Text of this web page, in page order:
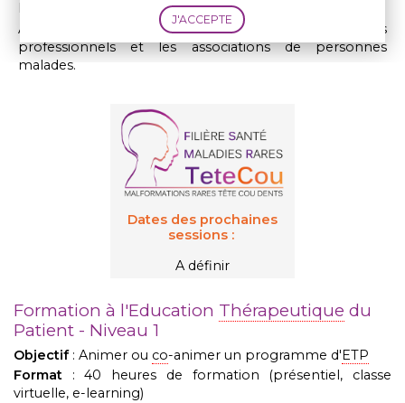
A ce titre, elle
organise des formations à l'
pour les
professionnels et les associations de personnes
malades.
Dates des prochaines
sessions :
A définir
Formation à l'Education Thérapeutique du
Patient - Niveau 1
Objectif: Animer ou co-animer un programme d'ETP
Format : 40 heures de formation (présentiel, classe
virtuelle, e-learning)